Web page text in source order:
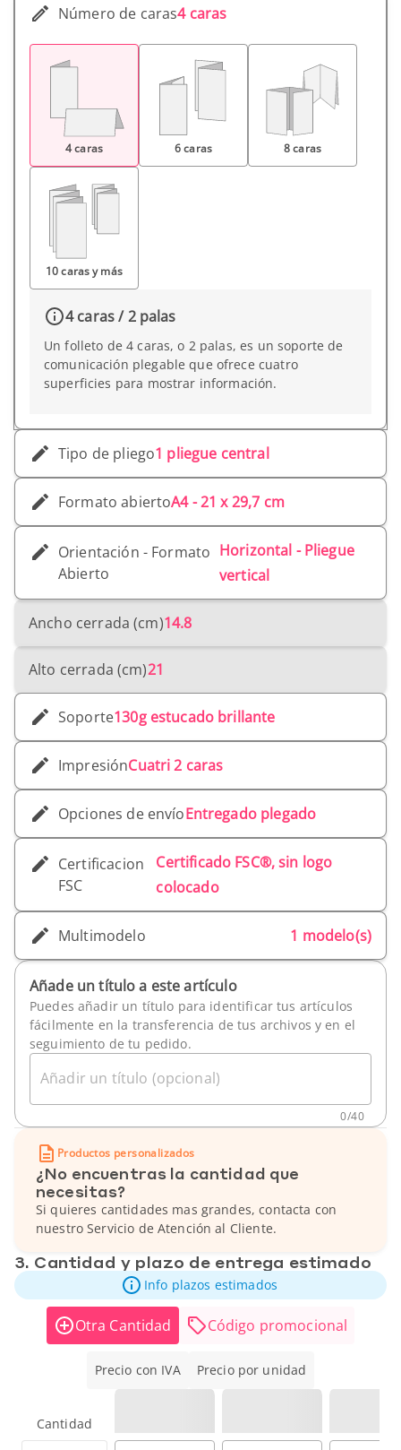
Número de caras4 caras
4 caras 6 caras 8 caras
10 caras y más
4 caras / 2 palas
Un folleto de 4 caras, o 2 palas, es un soporte de
comunicación plegable que ofrece cuatro
superficies para mostrar información.
Tipo de pliego1 pliegue central
Formato abiertoA4 - 21 x 29,7 cm
Orientación - Formato
Abierto
Horizontal - Pliegue
vertical
Ancho cerrada (cm)14.8
Alto cerrada (cm)21
Soporte130g estucado brillante
ImpresiónCuatri 2 caras
Opciones de envíoEntregado plegado
Certificacion
FSC
Certificado FSC®, sin logo
colocado
Multimodelo 1 modelo(s)
Añade un título a este artículo
Puedes añadir un título para identificar tus artículos
fácilmente en la transferencia de tus archivos y en el
seguimiento de tu pedido.
Añadir un título (opcional)
0/40
Productos personalizados
¿No encuentras la cantidad que
necesitas?
Si quieres cantidades mas grandes, contacta con
nuestro Servicio de Atención al Cliente.
3. Cantidad y plazo de entrega estimado
Info plazos estimados
Otra Cantidad Código promocional
Precio con IVA Precio por unidad
Cantidad